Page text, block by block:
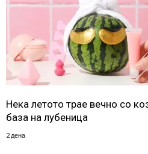
Нека летото трае вечно со
база на лубеница
2 дена